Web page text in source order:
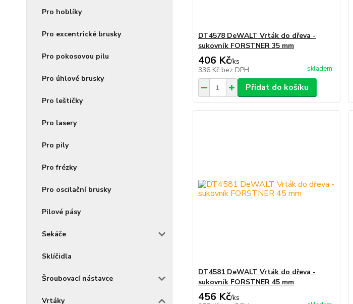
Pro hoblíky
Pro excentrické brusky
Pro pokosovou pilu
Pro úhlové brusky
Pro leštičky
Pro lasery
Pro pily
Pro frézky
Pro oscilační brusky
Pilové pásy
Sekáče
Sklíčidla
Šroubovací nástavce
Vrtáky
DT4578 DeWALT Vrták do dřeva -
sukovník FORSTNER 35 mm
406 Kč/ks
336 Kč bez DPH skladem
Přidat do košíku
DT4581 DeWALT Vrták do dřeva -
sukovník FORSTNER 45 mm
456 Kč/ks